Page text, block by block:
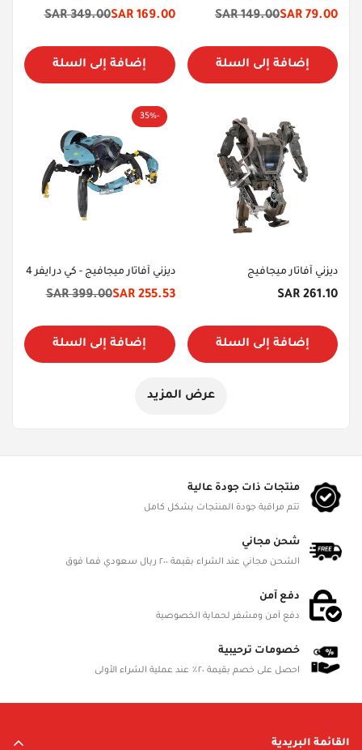
سعر
79.00 SAR
السعر
149.00 SAR
إضافة إلى السلة
سعر
169.00 SAR
السعر
349.00 SAR
إضافة إلى السلة
ديزني آفاتار ميجافيج
السعر
261.10 SAR
إضافة إلى السلة
-35%
ديزني آفاتار ميجافيج - كي درايفر 4
سعر
255.53 SAR
السعر
399.00 SAR
إضافة إلى السلة
عرض المزيد
منتجات ذات جودة عالية
تتم مراقبة جودة المنتجات بشكل كامل
شحن مجاني
الشحن مجاني عند الشراء بقيمة ٢٠٠ ريال سعودي فما فوق
دفع آمن
دفع آمن ومشفر لحماية الخصوصية
خصومات ترحيبية
احصل على خصم بقيمة ٢٠٪ عند عملية الشراء الأولى
القائمة البريدية